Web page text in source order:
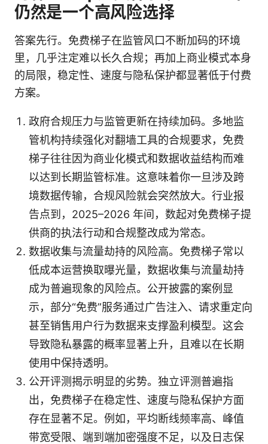
仍然是一个高风险选择
答案先行。免费梯子在监管风口不断加码的环境
里，几乎注定难以长久合规；再加上商业模式本身
的局限，稳定性、速度与隐私保护都显著低于付费
方案。
政府合规压力与监管更新在持续加码。多地监
管机构持续强化对翻墙工具的合规要求，免费
梯子往往因为商业化模式和数据收益结构而难
以达到长期监管标准。这意味着你一旦涉及跨
境数据传输，合规风险就会突然放大。行业报
告点到，2025–2026 年间，数起对免费梯子提
供商的执法行动和合规整改成为常态。
数据收集与流量劫持的风险高。免费梯子常以
低成本运营换取曝光量，数据收集与流量劫持
成为普遍现象的风险点。公开披露的案例显
示，部分“免费”服务通过广告注入、请求重定向
甚至销售用户行为数据来支撑盈利模型。这会
导致隐私暴露的概率显著上升，且难以在长期
使用中保持透明。
公开评测揭示明显的劣势。独立评测普遍指
出，免费梯子在稳定性、速度与隐私保护方面
存在显著不足。例如，平均断线频率高、峰值
带宽受限、端到端加密强度不足，以及日志保